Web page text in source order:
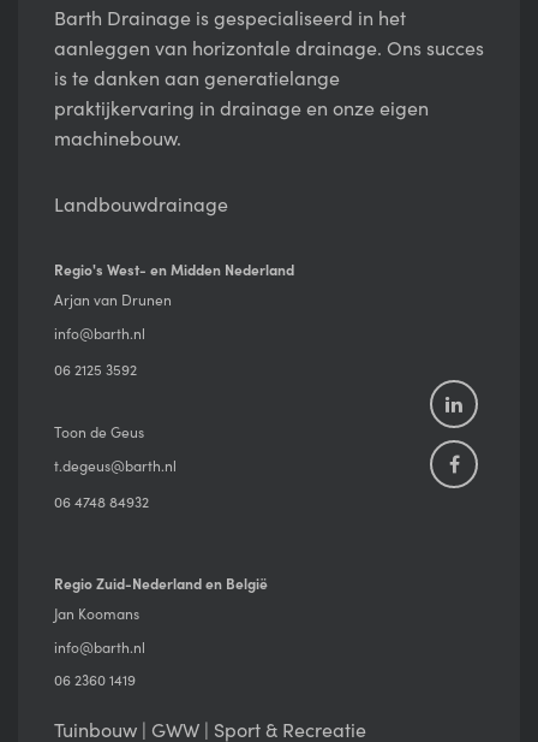
Barth Drainage is gespecialiseerd in het
aanleggen van horizontale drainage. Ons succes
is te danken aan generatielange
praktijkervaring in drainage en onze eigen
machinebouw.
Landbouwdrainage
Regio's West- en Midden Nederland
Arjan van Drunen
info@barth.nl
06 2125 3592
Toon de Geus
t.degeus@barth.nl
06 4748 84932
Regio Zuid-Nederland en België
Jan Koomans
info@barth.nl
06 2360 1419
Tuinbouw | GWW | Sport & Recreatie